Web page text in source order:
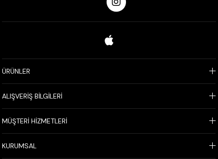
ÜRÜNLER
ALIŞVERİŞ BİLGİLERİ
MÜŞTERİ HİZMETLERİ
KURUMSAL